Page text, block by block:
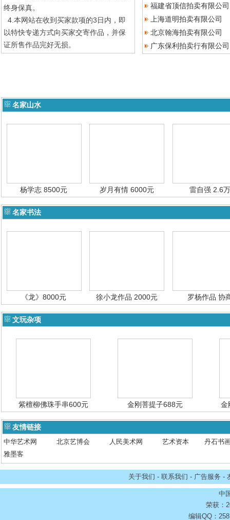
终身保真。
4.本网站在收到买家款项的3日内，即
以特快专递方式向买家交寄作品，并保
证所售作品完好无损。
福建省顶信拍卖有限公司
上海道明拍卖有限公司
北京翰海拍卖有限公司
广东保利拍卖行有限公司
名家山水
杨学志 8500元 岁月有情 6000元 雷自强 2.6万
名家书法
《龙》8000元 徐小龙作品 2000元 罗杨作品 协
文玩杂项
紫檀柳佛珠手串600元 金刚菩提子688元 金
友情链接
中华艺术网 北京艺博会 人民美术网 艺术资本
丹石书
雅墨客
关于我们 - 联系我们 - 广告服务 -
中
荣获：
编辑QQ：